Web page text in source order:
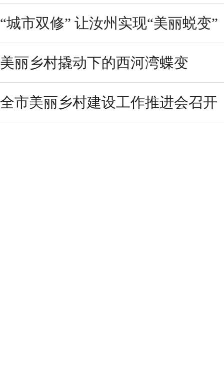
“城市双修” 让汝州实现“美丽蜕变”
美丽乡村撬动下的西河湾蝶变
全市美丽乡村建设工作推进会召开